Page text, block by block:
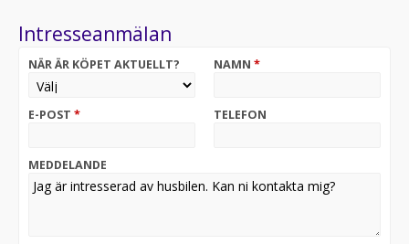
Intresseanmälan
NÄR ÄR KÖPET AKTUELLT? NAMN *
E-POST * TELEFON
MEDDELANDE